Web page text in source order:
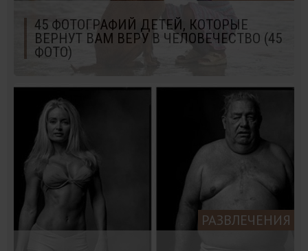
45 ФОТОГРАФИЙ ДЕТЕЙ, КОТОРЫЕ
ВЕРНУТ ВАМ ВЕРУ В ЧЕЛОВЕЧЕСТВО (45
ФОТО)
РАЗВЛЕЧЕНИЯ